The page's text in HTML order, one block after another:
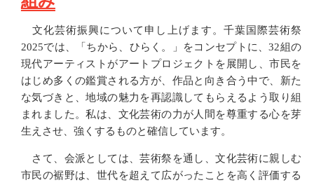
文化芸術振興について申し上げます。千葉国際芸術祭
2025では、「ちから、ひらく。」をコンセプトに、32組の
現代アーティストがアートプロジェクトを展開し、市民を
はじめ多くの鑑賞される方が、作品と向き合う中で、新た
な気づきと、地域の魅力を再認識してもらえるよう取り組
まれました。私は、文化芸術の力が人間を尊重する心を芽
生えさせ、強くするものと確信しています。
さて、会派としては、芸術祭を通し、文化芸術に親しむ
市民の裾野は、世代を超えて広がったことを高く評価する